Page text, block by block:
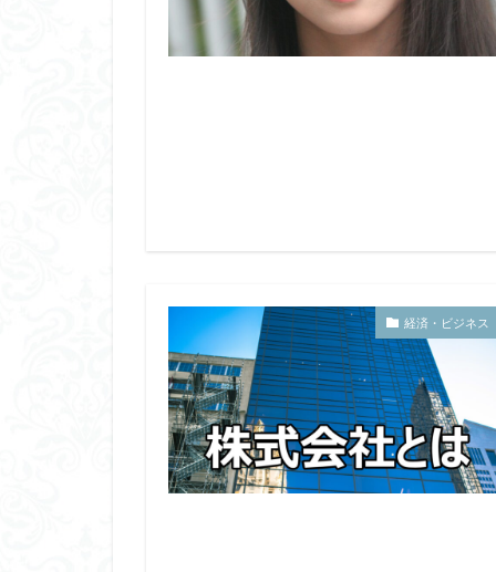
経済・ビジネス